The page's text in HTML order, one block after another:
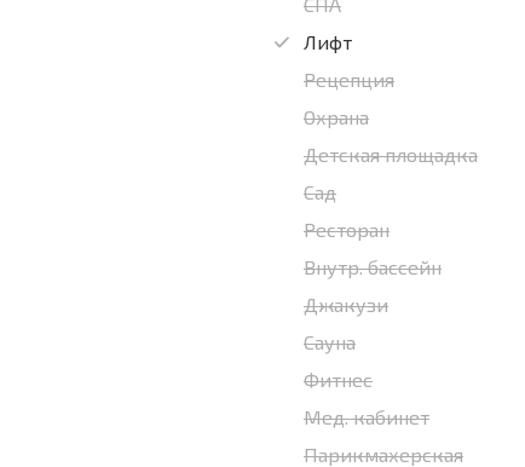
Лифт
Рецепция
Охрана
Детская площадка
Сад
Ресторан
Внутр. бассейн
Джакузи
Сауна
Фитнес
Мед. кабинет
Парикмахерская